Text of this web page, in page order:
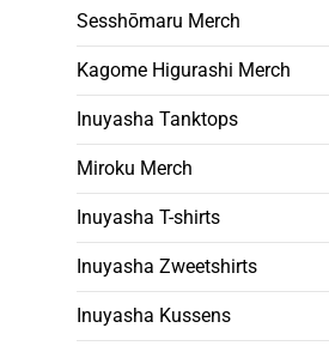
Sesshōmaru Merch
Kagome Higurashi Merch
Inuyasha Tanktops
Miroku Merch
Inuyasha T-shirts
Inuyasha Zweetshirts
Inuyasha Kussens